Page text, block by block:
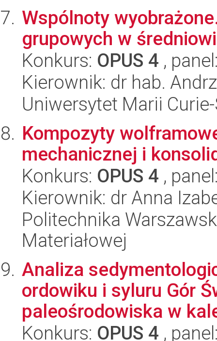
Wspólnoty
grupowych w
Konkurs: OPUS 4 ,
Kierownik: dr hab.
Uniwersytet Marii
Kompozyty
mechanicznej i
Konkurs: OPUS 4 ,
Kierownik: dr Anna
Politechnika
Materiałowej
Analiza
ordowiku i syluru Gór
paleośrodowiska w
Konkurs: OPUS 4 ,